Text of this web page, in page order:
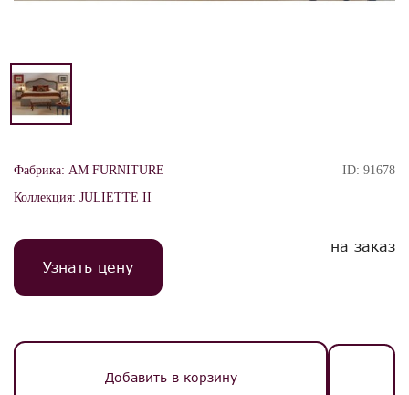
Фабрика: AM FURNITURE
Коллекция: JULIETTE II
ID: 91678
Узнать цену
на заказ
Добавить в корзину